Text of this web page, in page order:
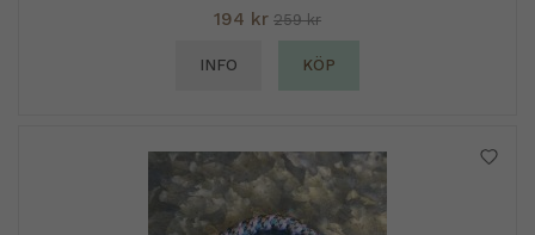
194 kr 259 kr
INFO KÖP